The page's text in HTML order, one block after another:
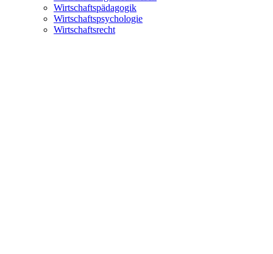
Wirtschaftspädagogik
Wirtschaftspsychologie
Wirtschaftsrecht